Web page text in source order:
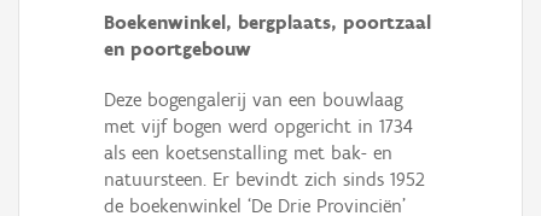
Boekenwinkel, bergplaats, poortzaal
en poortgebouw
Deze bogengalerij van een bouwlaag
met vijf bogen werd opgericht in 1734
als een koetsenstalling met bak- en
natuursteen. Er bevindt zich sinds 1952
de boekenwinkel ‘De Drie Provinciën’